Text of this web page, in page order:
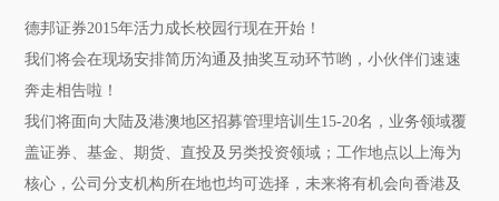
德邦证券2015年活力成长校园行现在开始！
我们将会在现场安排简历沟通及抽奖互动环节哟，小伙伴们速速
奔走相告啦！
我们将面向大陆及港澳地区招募管理培训生15-20名，业务领域覆
盖证券、基金、期货、直投及另类投资领域；工作地点以上海为
核心，公司分支机构所在地也均可选择，未来将有机会向香港及